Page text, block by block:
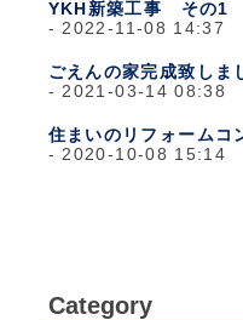
YKH新築工事 その1
2022-11-08 14:37
ごえんの家完成致しま
2021-03-14 08:38
住まいのリフォームコ
2020-10-08 15:14
Category